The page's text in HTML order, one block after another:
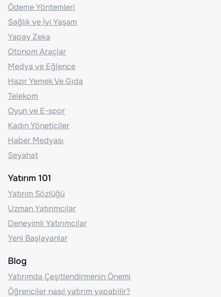
Ödeme Yöntemleri
Sağlık ve İyi Yaşam
Yapay Zeka
Otonom Araçlar
Medya ve Eğlence
Hazır Yemek Ve Gıda
Telekom
Oyun ve E-spor
Kadın Yöneticiler
Haber Medyası
Seyahat
Yatırım 101
Yatırım Sözlüğü
Uzman Yatırımcılar
Deneyimli Yatırımcılar
Yeni Başlayanlar
Blog
Yatırımda Çeşitlendirmenin Önemi
Öğrenciler nasıl yatırım yapabilir?